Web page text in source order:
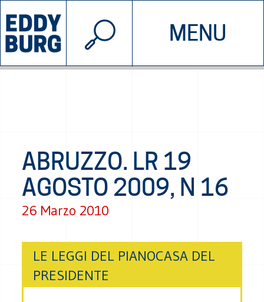
MENU
INIZIATIVE CHI SIAMO
© 2026 EDDYBURG
ABRUZZO. LR 19
AGOSTO 2009, N 16
26 Marzo 2010
LE LEGGI DEL PIANOCASA DEL
PRESIDENTE